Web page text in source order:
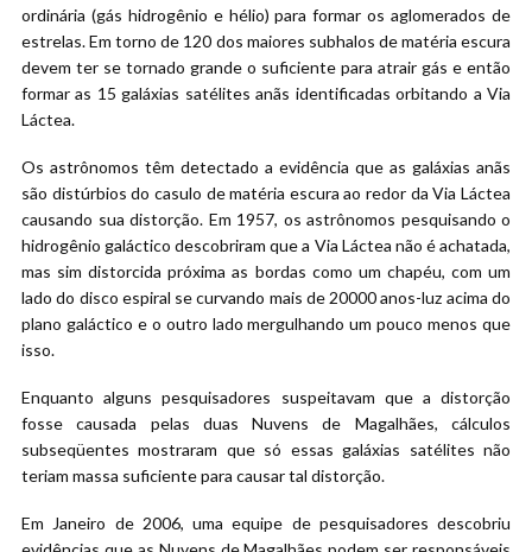
ordinária (gás hidrogênio e hélio) para formar os aglomerados de
estrelas. Em torno de 120 dos maiores subhalos de matéria escura
devem ter se tornado grande o suficiente para atrair gás e então
formar as 15 galáxias satélites anãs identificadas orbitando a Via
Láctea.
Os astrônomos têm detectado a evidência que as galáxias anãs
são distúrbios do casulo de matéria escura ao redor da Via Láctea
causando sua distorção. Em 1957, os astrônomos pesquisando o
hidrogênio galáctico descobriram que a Via Láctea não é achatada,
mas sim distorcida próxima as bordas como um chapéu, com um
lado do disco espiral se curvando mais de 20000 anos-luz acima do
plano galáctico e o outro lado mergulhando um pouco menos que
isso.
Enquanto alguns pesquisadores suspeitavam que a distorção
fosse causada pelas duas Nuvens de Magalhães, cálculos
subseqüentes mostraram que só essas galáxias satélites não
teriam massa suficiente para causar tal distorção.
Em Janeiro de 2006, uma equipe de pesquisadores descobriu